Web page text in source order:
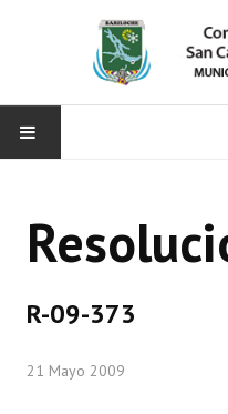
CONCEJO
Comisiones Permanentes
R-09-373
21 Mayo 2009